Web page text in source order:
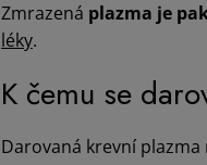
Zmrazená plazma je
léky.
K čemu se
Darovaná krevní plazma